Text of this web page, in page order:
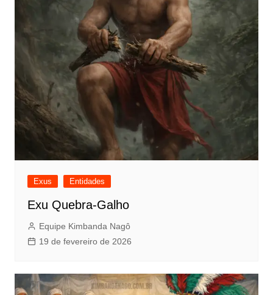
Exus Entidades
Exu Quebra-Galho
Equipe Kimbanda Nagô
19 de fevereiro de 2026